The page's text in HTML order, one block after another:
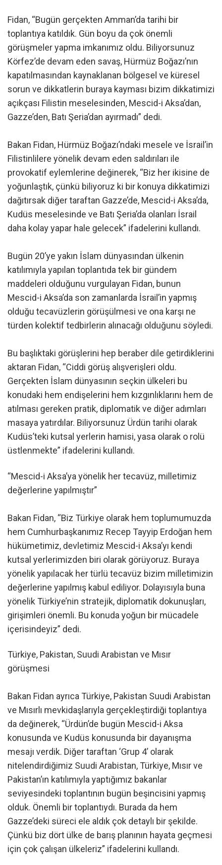
Fidan, “Bugün gerçekten Amman’da tarihi bir
toplantıya katıldık. Gün boyu da çok önemli
görüşmeler yapma imkanımız oldu. Biliyorsunuz
Körfez’de devam eden savaş, Hürmüz Boğazı’nın
kapatılmasından kaynaklanan bölgesel ve küresel
sorun ve dikkatlerin buraya kayması bizim dikkatimizi
açıkçası Filistin meselesinden, Mescid-i Aksa’dan,
Gazze’den, Batı Şeria’dan ayırmadı” dedi.
Bakan Fidan, Hürmüz Boğazı’ndaki mesele ve İsrail’in
Filistinlilere yönelik devam eden saldırıları ile
provokatif eylemlerine değinerek, “Biz her ikisine de
yoğunlaştık, çünkü biliyoruz ki bir konuya dikkatimizi
dağıtırsak diğer taraftan Gazze’de, Mescid-i Aksa’da,
Kudüs meselesinde ve Batı Şeria’da olanları İsrail
daha kolay yapar hale gelecek” ifadelerini kullandı.
Bugün 20’ye yakın İslam dünyasından ülkenin
katılımıyla yapılan toplantıda tek bir gündem
maddeleri olduğunu vurgulayan Fidan, bunun
Mescid-i Aksa’da son zamanlarda İsrail’in yapmış
olduğu tecavüzlerin görüşülmesi ve ona karşı ne
türden kolektif tedbirlerin alınacağı olduğunu söyledi.
Bu başlıktaki görüşlerini hep beraber dile getirdiklerini
aktaran Fidan, “Ciddi görüş alışverişleri oldu.
Gerçekten İslam dünyasının seçkin ülkeleri bu
konudaki hem endişelerini hem kızgınlıklarını hem de
atılması gereken pratik, diplomatik ve diğer adımları
masaya yatırdılar. Biliyorsunuz Ürdün tarihi olarak
Kudüs’teki kutsal yerlerin hamisi, yasa olarak o rolü
üstlenmekte” ifadelerini kullandı.
“Mescid-i Aksa’ya yönelik her tecavüz, milletimiz
değerlerine yapılmıştır”
Bakan Fidan, “Biz Türkiye olarak hem toplumumuzda
hem Cumhurbaşkanımız Recep Tayyip Erdoğan hem
hükümetimiz, devletimiz Mescid-i Aksa’yı kendi
kutsal yerlerimizden biri olarak görüyoruz. Buraya
yönelik yapılacak her türlü tecavüz bizim milletimizin
değerlerine yapılmış kabul ediliyor. Dolayısıyla buna
yönelik Türkiye’nin stratejik, diplomatik dokunuşları,
girişimleri önemli. Bu konuda yoğun bir mücadele
içerisindeyiz” dedi.
Türkiye, Pakistan, Suudi Arabistan ve Mısır
görüşmesi
Bakan Fidan ayrıca Türkiye, Pakistan Suudi Arabistan
ve Mısırlı mevkidaşlarıyla gerçekleştirdiği toplantıya
da değinerek, “Ürdün’de bugün Mescid-i Aksa
konusunda ve Kudüs konusunda bir dayanışma
mesajı verdik. Diğer taraftan ‘Grup 4’ olarak
nitelendirdiğimiz Suudi Arabistan, Türkiye, Mısır ve
Pakistan’ın katılımıyla yaptığımız bakanlar
seviyesindeki toplantının bugün beşincisini yapmış
olduk. Önemli bir toplantıydı. Burada da hem
Gazze’deki süreci ele aldık çok detaylı bir şekilde.
Çünkü biz dört ülke de barış planının hayata geçmesi
için çok çalışan ülkeleriz” ifadelerini kullandı.